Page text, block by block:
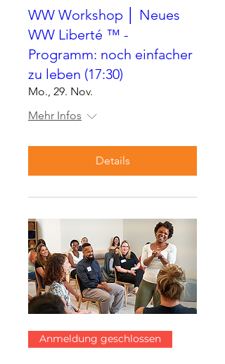
WW Workshop │ Neues
WW Liberté ™ -
Programm: noch einfacher
zu leben (17:30)
Mo., 29. Nov.
Mehr Infos
Details
Anmeldung geschlossen